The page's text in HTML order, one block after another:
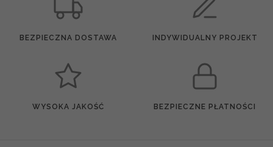
BEZPIECZNA DOSTAWA INDYWIDUALNY PROJEKT
WYSOKA JAKOŚĆ BEZPIECZNE PŁATNOŚCI